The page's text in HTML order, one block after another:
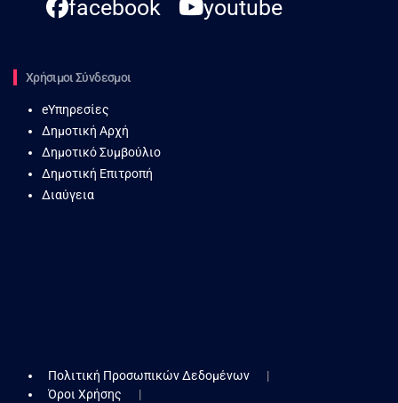
facebook youtube
Χρήσιμοι Σύνδεσμοι
eΥπηρεσίες
Δημοτική Αρχή
Δημοτικό Συμβούλιο
Δημοτική Επιτροπή
Διαύγεια
Πολιτική Προσωπικών Δεδομένων
Όροι Χρήσης